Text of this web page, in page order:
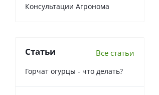
Консультации Агронома
Статьи Все статьи
Горчат огурцы - что делать?